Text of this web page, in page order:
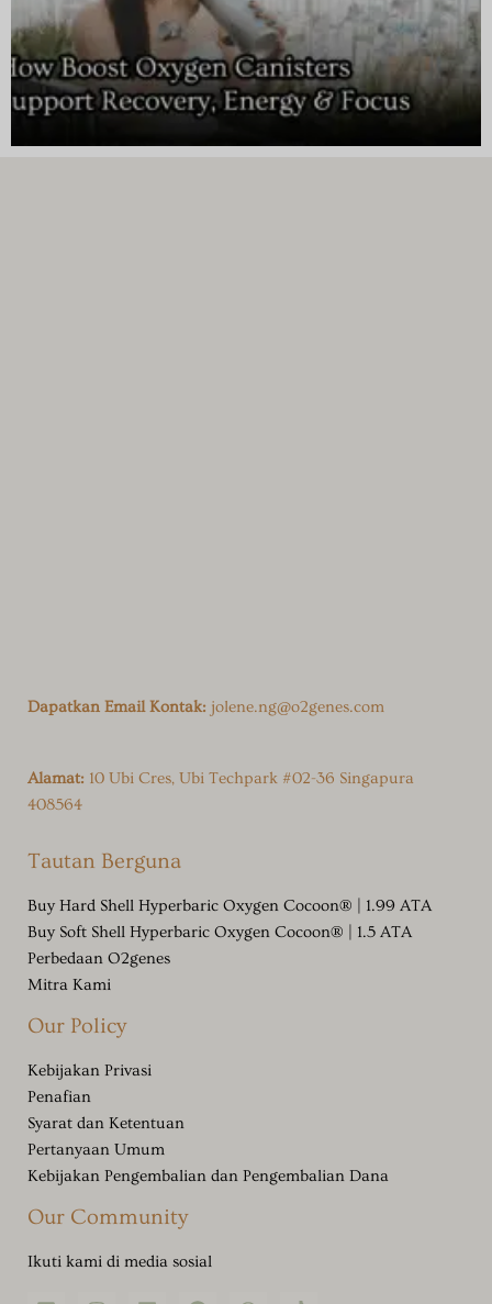
Dapatkan Email Kontak: jolene.ng@o2genes.com
Alamat: 10 Ubi Cres, Ubi Techpark #02-36 Singapura
408564
Tautan Berguna
Buy Hard Shell Hyperbaric Oxygen Cocoon® | 1.99 ATA
Buy Soft Shell Hyperbaric Oxygen Cocoon® | 1.5 ATA
Perbedaan O2genes
Mitra Kami
Our Policy
Kebijakan Privasi
Penafian
Syarat dan Ketentuan
Pertanyaan Umum
Kebijakan Pengembalian dan Pengembalian Dana
Our Community
Ikuti kami di media sosial